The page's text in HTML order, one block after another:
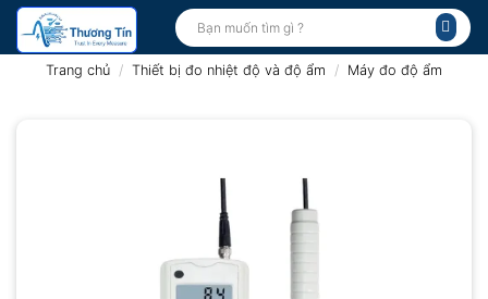
Bỏ
qua
Tìm
kiếm:
Trang chủ / Thiết bị đo nhiệt độ và độ ẩm / Máy đo độ ẩm